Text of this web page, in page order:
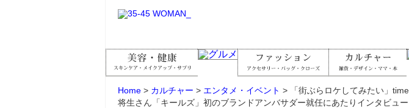
Home > カルチャー > エンタメ・イベント > 「街ぶらロケしてみたい」
将生さん「キールズ」初のブランドアンバサダー就任にあたりインタビュー